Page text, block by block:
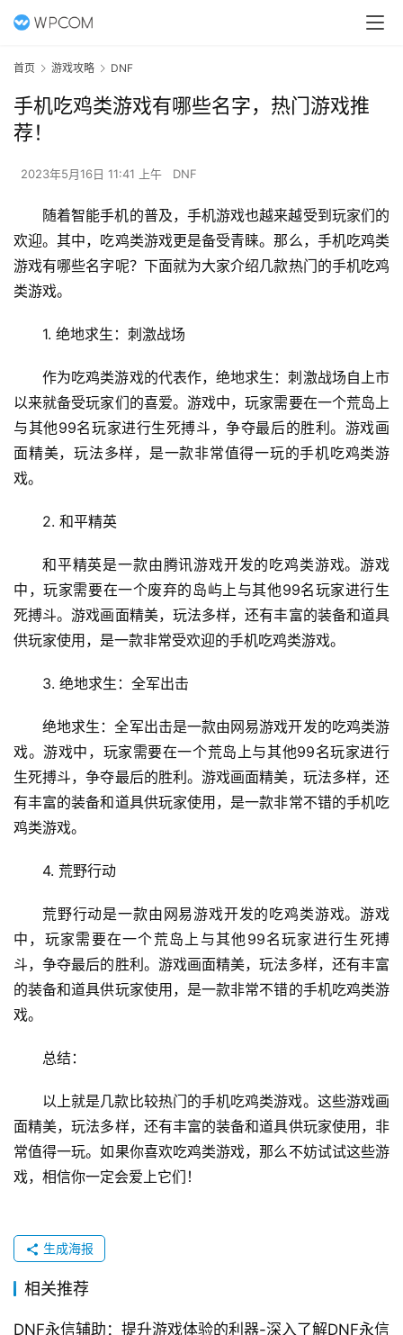
首页 游戏攻略 DNF
手机吃鸡类游戏有哪些名字，热门游戏推
荐！
2023年5月16日 11:41 上午 DNF
随着智能手机的普及，手机游戏也越来越受到玩家们的
欢迎。其中，吃鸡类游戏更是备受青睐。那么，手机吃鸡类
游戏有哪些名字呢？下面就为大家介绍几款热门的手机吃鸡
类游戏。
1. 绝地求生：刺激战场
作为吃鸡类游戏的代表作，绝地求生：刺激战场自上市
以来就备受玩家们的喜爱。游戏中，玩家需要在一个荒岛上
与其他99名玩家进行生死搏斗，争夺最后的胜利。游戏画
面精美，玩法多样，是一款非常值得一玩的手机吃鸡类游
戏。
2. 和平精英
和平精英是一款由腾讯游戏开发的吃鸡类游戏。游戏
中，玩家需要在一个废弃的岛屿上与其他99名玩家进行生
死搏斗。游戏画面精美，玩法多样，还有丰富的装备和道具
供玩家使用，是一款非常受欢迎的手机吃鸡类游戏。
3. 绝地求生：全军出击
绝地求生：全军出击是一款由网易游戏开发的吃鸡类游
戏。游戏中，玩家需要在一个荒岛上与其他99名玩家进行
生死搏斗，争夺最后的胜利。游戏画面精美，玩法多样，还
有丰富的装备和道具供玩家使用，是一款非常不错的手机吃
鸡类游戏。
4. 荒野行动
荒野行动是一款由网易游戏开发的吃鸡类游戏。游戏
中，玩家需要在一个荒岛上与其他99名玩家进行生死搏
斗，争夺最后的胜利。游戏画面精美，玩法多样，还有丰富
的装备和道具供玩家使用，是一款非常不错的手机吃鸡类游
戏。
总结：
以上就是几款比较热门的手机吃鸡类游戏。这些游戏画
面精美，玩法多样，还有丰富的装备和道具供玩家使用，非
常值得一玩。如果你喜欢吃鸡类游戏，那么不妨试试这些游
戏，相信你一定会爱上它们！
生成海报
相关推荐
DNF永信辅助：提升游戏体验的利器-深入了解DNF永信